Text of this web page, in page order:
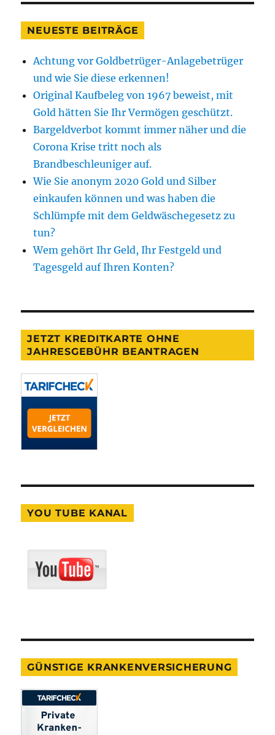
NEUESTE BEITRÄGE
Achtung vor Goldbetrüger-Anlagebetrüger
und wie Sie diese erkennen!
Original Kaufbeleg von 1967 beweist, mit
Gold hätten Sie Ihr Vermögen geschützt.
Bargeldverbot kommt immer näher und die
Corona Krise tritt noch als
Brandbeschleuniger auf.
Wie Sie anonym 2020 Gold und Silber
einkaufen können und was haben die
Schlümpfe mit dem Geldwäschegesetz zu
tun?
Wem gehört Ihr Geld, Ihr Festgeld und
Tagesgeld auf Ihren Konten?
JETZT KREDITKARTE OHNE
JAHRESGEBÜHR BEANTRAGEN
YOU TUBE KANAL
GÜNSTIGE KRANKENVERSICHERUNG